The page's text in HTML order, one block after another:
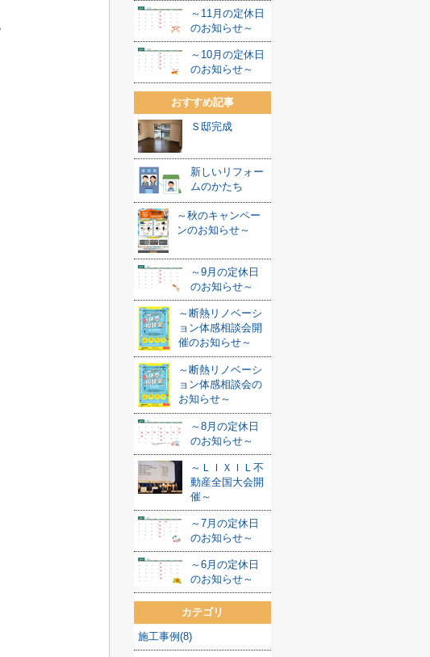
～11月の定休日
のお知らせ～
～10月の定休日
のお知らせ～
おすすめ記事
Ｓ邸完成
新しいリフォー
ムのかたち
～秋のキャンペー
ンのお知らせ～
～9月の定休日
のお知らせ～
～断熱リノベーシ
ョン体感相談会開
催のお知らせ～
～断熱リノベーシ
ョン体感相談会の
お知らせ～
～8月の定休日
のお知らせ～
～ＬＩＸＩＬ不
動産全国大会開
催～
～7月の定休日
のお知らせ～
～6月の定休日
のお知らせ～
カテゴリ
施工事例(8)